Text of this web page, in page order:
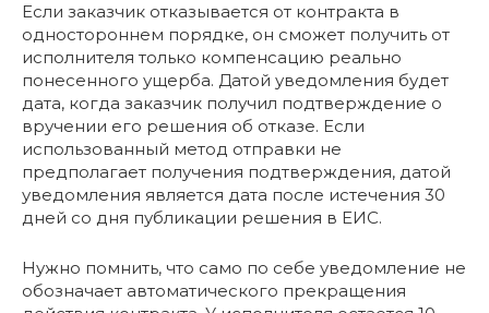
Если заказчик отказывается от контракта в
одностороннем порядке, он сможет получить от
исполнителя только компенсацию реально
понесенного ущерба. Датой уведомления будет
дата, когда заказчик получил подтверждение о
вручении его решения об отказе. Если
использованный метод отправки не
предполагает получения подтверждения, датой
уведомления является дата после истечения 30
дней со дня публикации решения в ЕИС.
Нужно помнить, что само по себе уведомление не
обозначает автоматического прекращения